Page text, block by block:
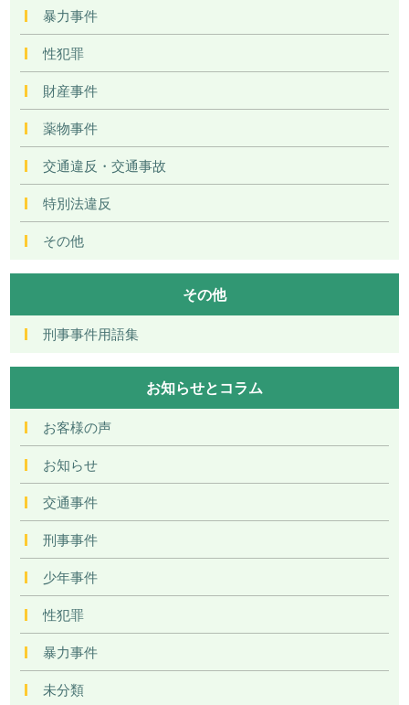
暴力事件
性犯罪
財産事件
薬物事件
交通違反・交通事故
特別法違反
その他
その他
刑事事件用語集
お知らせとコラム
お客様の声
お知らせ
交通事件
刑事事件
少年事件
性犯罪
暴力事件
未分類